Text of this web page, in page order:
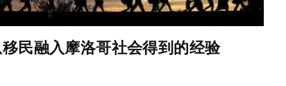
移民融入摩洛哥社会得到的经验